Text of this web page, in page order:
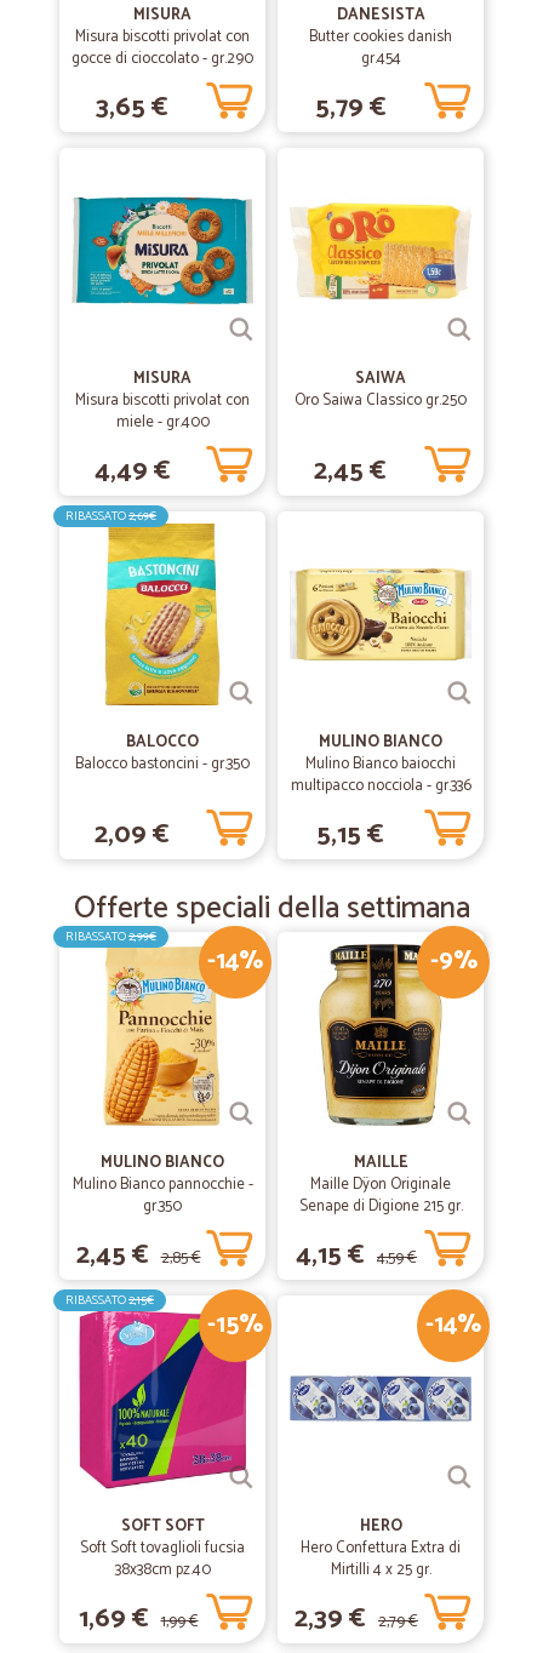
MISURA
Misura biscotti privolat con
gocce di cioccolato - gr.290
3,65 €
DANESISTA
Butter cookies danish
gr.454
5,79 €
MISURA
Misura biscotti privolat con
miele - gr.400
4,49 €
SAIWA
Oro Saiwa Classico gr.250
2,45 €
RIBASSATO2,69€
BALOCCO
Balocco bastoncini - gr.350
2,09 €
MULINO BIANCO
Mulino Bianco baiocchi
multipacco nocciola - gr.336
5,15 €
Offerte speciali della settimana
-14%
RIBASSATO2,99€
MULINO BIANCO
Mulino Bianco pannocchie -
gr.350
2,45 € 2,85 €
-9%
MAILLE
Maille Dÿon Originale
Senape di Digione 215 gr.
4,15 € 4,59 €
-15%
RIBASSATO2,15€
SOFT SOFT
Soft Soft tovaglioli fucsia
38x38cm pz.40
1,69 € 1,99 €
-14%
HERO
Hero Confettura Extra di
Mirtilli 4 x 25 gr.
2,39 € 2,79 €